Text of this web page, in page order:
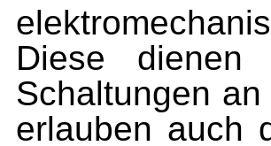
Diese dienen
Schaltungen
erlauben auch